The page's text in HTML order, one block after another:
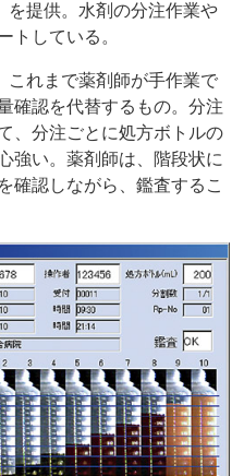
を提供。水剤の分注作業や
トしている。
れまで薬剤師が手作業で
確認を代替するもの。分注
、分注ごとに処方ボトルの
強い。薬剤師は、階段状に
確認しながら、鑑査するこ